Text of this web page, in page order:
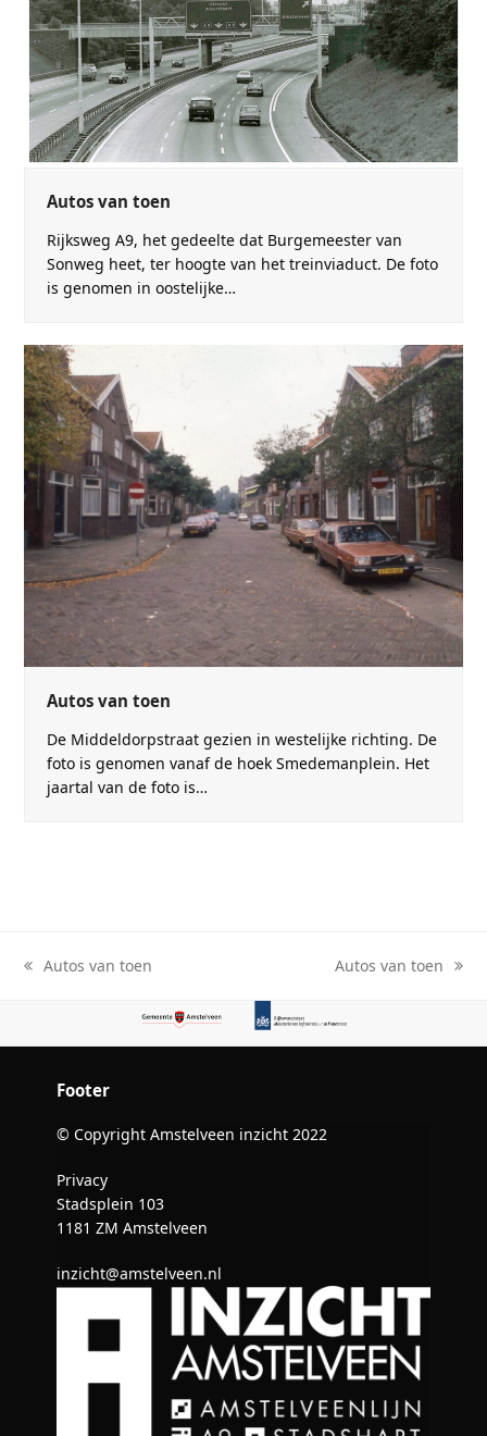
Autos van toen
Rijksweg A9, het gedeelte dat Burgemeester van
Sonweg heet, ter hoogte van het treinviaduct. De foto
is genomen in oostelijke…
Autos van toen
De Middeldorpstraat gezien in westelijke richting. De
foto is genomen vanaf de hoek Smedemanplein. Het
jaartal van de foto is…
previous
Autos van toen
next
Autos van toen
Footer
© Copyright Amstelveen inzicht 2022
Privacy
Stadsplein 103
1181 ZM Amstelveen
inzicht@amstelveen.nl